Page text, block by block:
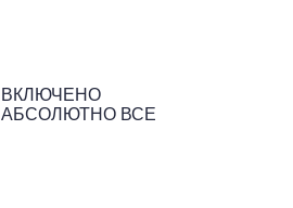
ВКЛЮЧЕНО
АБСОЛЮТНО ВСЕ